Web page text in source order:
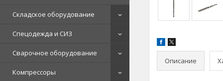
Складское оборудование
Спецодежда и СИЗ
Сварочное оборудование
Компрессоры
Описание